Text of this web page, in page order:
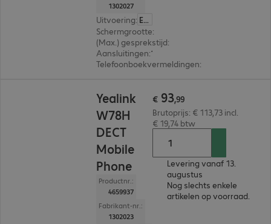
1302027
Uitvoering: Europa
Schermgrootte:
(Max.) gesprekstijd:
Aansluitingen:
Telefoonboekvermeldingen:
Yealink
W78H
DECT
Mobile
Phone
Productnr.:
4659937
Fabrikant-nr.:
1302023
€ 93,99
Brutoprijs: € 113,73 incl.
€ 19,74 btw
Levering vanaf 13.
augustus
Nog slechts enkele
artikelen op voorraad.